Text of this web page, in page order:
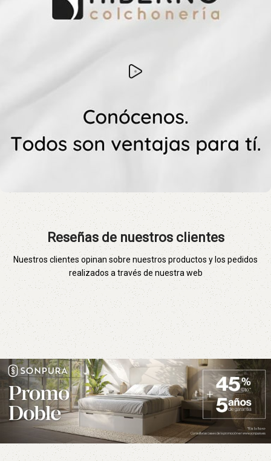
Reseñas de nuestros clientes
Nuestros clientes opinan sobre nuestros productos y los pedidos
realizados a través de nuestra web